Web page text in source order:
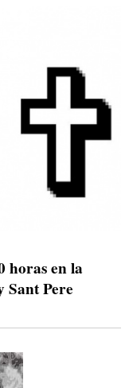
horas en la
Sant Pere